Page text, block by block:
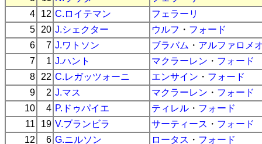
4
12 C.ロイテマン
フェラーリ
5
20 J.シェクター ウルフ ・ フォード
6
7 J.ワトソン ブラバム ・ アルファロメ
7
1 J.ハント マクラーレン ・ フォード
8
22 C.レガッツォーニ エンサイン ・ フォード
9
2 J.マス マクラーレン ・ フォード
10
4 P.ドゥパイエ ティレル ・ フォード
11
19 V.ブランビラ サーティース ・ フォード
12
6 G.ニルソン ロータス ・ フォード